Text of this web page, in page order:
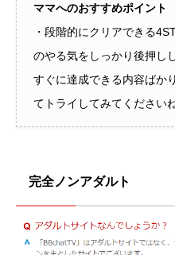
ママへのおすすめポイント
・段階的にクリアできる
のやる気をしっかり後押し
すぐに達成できる内容ばか
てトライしてみてくださいね
完全ノンアダルト